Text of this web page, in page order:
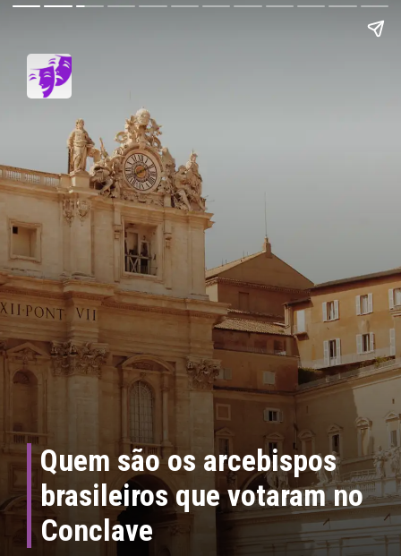
Quem são os arcebispos
brasileiros que votaram no
Conclave